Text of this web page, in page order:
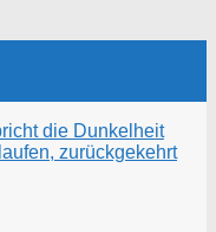
die Dunkelheit
zurückgekehrt